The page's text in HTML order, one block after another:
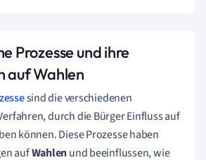
Prozesse und ihre
auf Wahlen
sind die verschiedenen
durch die Bürger Einfluss auf
können. Diese Prozesse haben
aufWahlenund beeinflussen, wie